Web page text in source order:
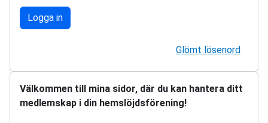
Logga in
Glömt lösenord
Välkommen till mina sidor, där du kan hantera ditt
medlemskap i din hemslöjdsförening!